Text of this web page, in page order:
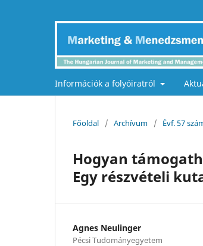
Információk a folyóiratról
Főoldal / Archívum / Évf. 57
Hogyan
Egy részvételi
Agnes Neulinger
Pécsi Tudományegyetem